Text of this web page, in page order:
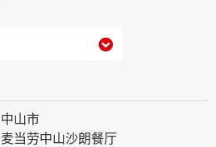

中山市
麦当劳中山沙朗餐厅